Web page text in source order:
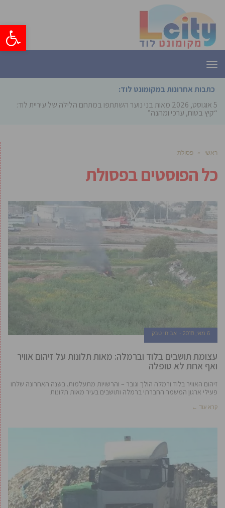
פתח
תפריט
כתבות אחרונות במקומונט לוד:
5 אוגוסט, 2026
מאות בני נוער השתתפו במתחם הלילה של עיריית לוד:
“קיץ בטוח, ערכי ומהנה”
ראשי » פסולת
כל הפוסטים בפסולת
6 מאי, 2018 אביחי טבק
עצומת תושבים בלוד וברמלה: מאות תלונות על זיהום אוויר
ואף אחת לא טופלה
זיהום האוויר בלוד ורמלה הולך וגובר – והרשויות מתעלמות. בשנה האחרונה שלחו
פעילי ארגון המשמר החברתי ברמלה ותושבים בעיר מאות תלונות
קרא עוד ←